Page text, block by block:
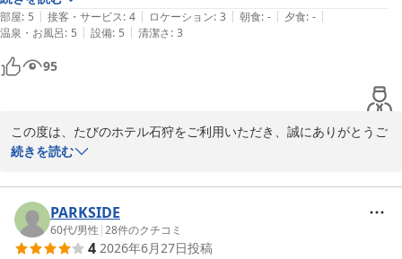
のものが旅の思い出となるようなサービスを心掛けております。お
客様にその想いが伝わったことを大変嬉しく感じております。
さらに、「今後も利用したい」とのお言葉、そして系列ホテルにも
ご興味をお持ちいただき、誠にありがとうございます。たびのホテ
ルグループでは、それぞれの地域の魅力を感じていただけるホテル
づくりを目指しておりますので、ぜひ他の施設にもお立ち寄りくだ
さい。
また北海道へお越しの際はもちろん、全国のたびのホテルでお客様
す。
この度はご宿泊ならびに心温まる口コミをご投稿いただき、誠にあ
りがとうございました。
かめることをお願いしたい。
部屋: 5 | 接客・サービス: 4 | ロケーション: 3 | 朝食: - | 夕食: - |
温泉・お風呂: 5 | 設備: 5 | 清潔さ: 3
95
この度は、たびのホテル石狩をご利用いただき、誠にありがとうご
ざいます。
変嬉しく拝見いたしました。客室内の設備やレイアウトは、長期滞
在のお客様にも快適にお過ごしいただけるよう工夫しておりますの
で、ご満足いただけたことはスタッフ一同の大きな励みとなりま
す。
続きを読む
PARKSIDE
60代/男性 |28件のクチコミ
4 2026年6月27日投稿